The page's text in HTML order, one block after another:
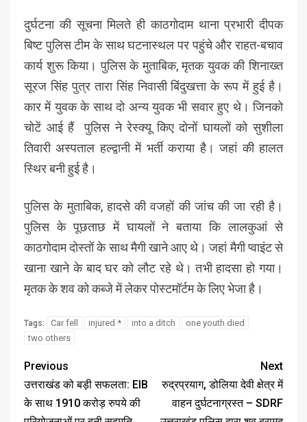
दुर्घटना की सूचना मिलते ही काठगोदाम थाना प्रभारी दीपक
बिष्ट पुलिस टीम के साथ घटनास्थल पर पहुंचे और राहत-बचाव
कार्य शुरू किया। पुलिस के मुताबिक, मृतक युवक की शिनाख्त
सूरज सिंह पुत्र तारा सिंह निवासी बिंदुखत्ता के रूप में हुई है।
कार में युवक के साथ दो अन्य युवक भी सवार हुए थे। जिनको
चोटें आई हैं पुलिस ने रेस्क्यू किए दोनों घायलों को सुशीला
तिवारी अस्पताल हल्द्वानी में भर्ती कराया है। जहां की हालत
स्थिर बनी हुई है।
पुलिस के मुताबिक, हादसे की वजहों की जांच की जा रही है।
पुलिस के पूछताछ में घायलों ने बताया कि लालकुआं से
काठगोदाम दोस्तों के साथ मैगी खाने आए थे। जहां मैगी प्वाइंट से
खाना खाने के बाद घर को लौट रहे थे। तभी हादसा हो गया।
मृतक के शव को कब्जे में लेकर पोस्टमॉर्टम के लिए भेजा है।
Tags: Car fell injured * into a ditch
one youth died
two others
Previous
उत्तराखंड को बड़ी सफलता: EIB
के साथ 1910 करोड़ रुपये की
Next
रुद्रप्रयाग, डोलिया देवी क्षेत्र में
वाहन दुर्घटनाग्रस्त – SDRF